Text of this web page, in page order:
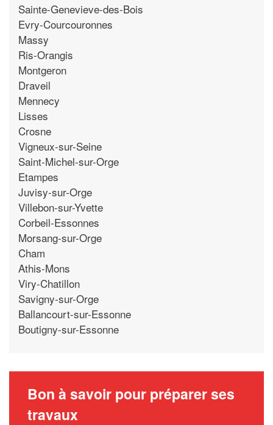
Sainte-Genevieve-des-Bois
Evry-Courcouronnes
Massy
Ris-Orangis
Montgeron
Draveil
Mennecy
Lisses
Crosne
Vigneux-sur-Seine
Saint-Michel-sur-Orge
Etampes
Juvisy-sur-Orge
Villebon-sur-Yvette
Corbeil-Essonnes
Morsang-sur-Orge
Cham
Athis-Mons
Viry-Chatillon
Savigny-sur-Orge
Ballancourt-sur-Essonne
Boutigny-sur-Essonne
Bon à savoir pour préparer ses
travaux